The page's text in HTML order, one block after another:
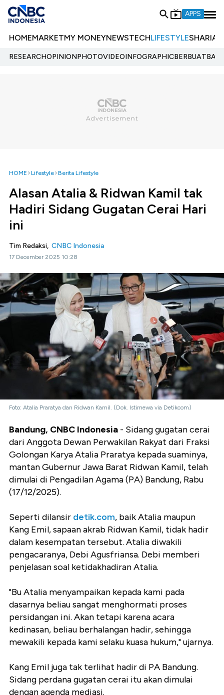
APPS
HOMEMARKETMY MONEYNEWSTECHLIFESTYLESHARIA
RESEARCHOPINIONPHOTOVIDEOINFOGRAPHIC
HOME Lifestyle Berita Lifestyle
Alasan Atalia & Ridwan Kamil tak
Hadiri Sidang Gugatan Cerai Hari
ini
Tim Redaksi, CNBC Indonesia
17 December 2025 10:28
Foto: Atalia Praratya dan Ridwan Kamil. (Dok. Istimewa via Detikcom)
Bandung, CNBC Indonesia - Sidang gugatan cerai
dari Anggota Dewan Perwakilan Rakyat dari Fraksi
Golongan Karya Atalia Praratya kepada suaminya,
mantan Gubernur Jawa Barat Ridwan Kamil, telah
dimulai di Pengadilan Agama (PA) Bandung, Rabu
(17/12/2025).
Seperti dilansir detik.com, baik Atalia maupun
Kang Emil, sapaan akrab Ridwan Kamil, tidak hadir
dalam kesempatan tersebut. Atalia diwakili
pengacaranya, Debi Agusfriansa. Debi memberi
penjelasan soal ketidakhadiran Atalia.
"Bu Atalia menyampaikan kepada kami pada
dasarnya beliau sangat menghormati proses
persidangan ini. Akan tetapi karena acara
kedinasan, beliau berhalangan hadir, sehingga
mewakili kepada kami selaku kuasa hukum," ujarnya.
Kang Emil juga tak terlihat hadir di PA Bandung.
Sidang perdana gugatan cerai itu akan dimulai
dengan agenda mediasi.